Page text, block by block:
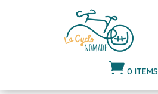
 0 ITEMS